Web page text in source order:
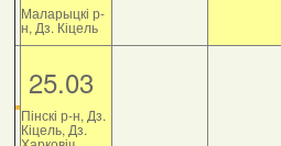
Маларыцкі р-
н, Дз. Кіцель
25.03
Пінскі р-н, Дз.
Кіцель, Дз.